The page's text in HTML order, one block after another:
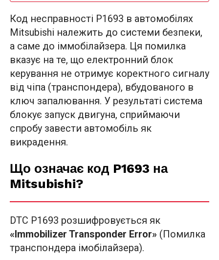
Код несправності P1693 в автомобілях
Mitsubishi належить до системи безпеки,
а саме до іммобілайзера. Ця помилка
вказує на те, що електронний блок
керування не отримує коректного сигналу
від чіпа (транспондера), вбудованого в
ключ запалювання. У результаті система
блокує запуск двигуна, сприймаючи
спробу завести автомобіль як
викрадення.
Що означає код P1693 на
Mitsubishi?
DTC P1693 розшифровується як
«Immobilizer Transponder Error» (Помилка
транспондера імобілайзера).